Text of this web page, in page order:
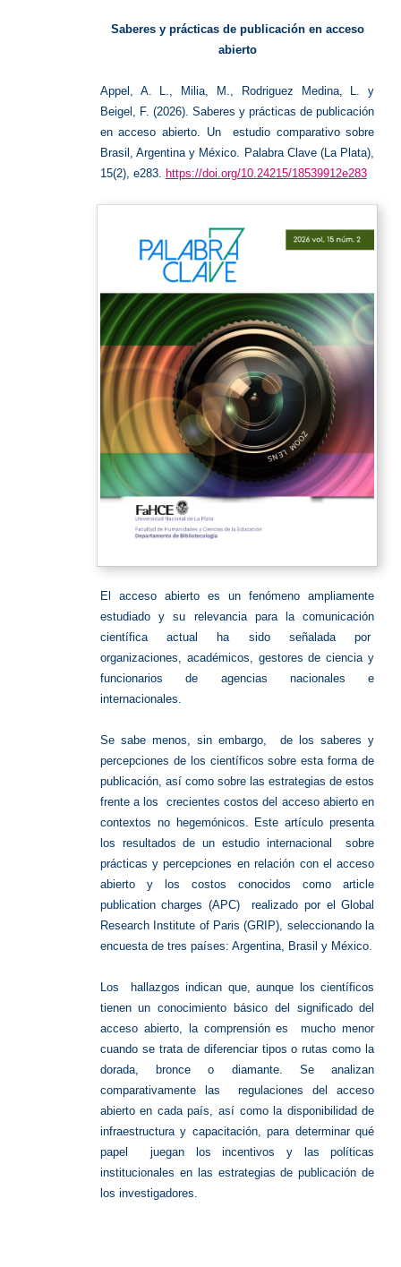
Saberes y prácticas de publicación en acceso
abierto
Appel, A. L., Milia, M., Rodriguez Medina, L. y
Beigel, F. (2026). Saberes y prácticas de publicación
en acceso abierto. Un estudio comparativo sobre
Brasil, Argentina y México. Palabra Clave (La Plata),
15(2), e283. https://doi.org/10.24215/18539912e283
El acceso abierto es un fenómeno ampliamente
estudiado y su relevancia para la comunicación
científica actual ha sido señalada por
organizaciones, académicos, gestores de ciencia y
funcionarios de agencias nacionales e
internacionales.
Se sabe menos, sin embargo, de los saberes y
percepciones de los científicos sobre esta forma de
publicación, así como sobre las estrategias de estos
frente a los crecientes costos del acceso abierto en
contextos no hegemónicos. Este artículo presenta
los resultados de un estudio internacional sobre
prácticas y percepciones en relación con el acceso
abierto y los costos conocidos como article
publication charges (APC) realizado por el Global
Research Institute of Paris (GRIP), seleccionando la
encuesta de tres países: Argentina, Brasil y México.
Los hallazgos indican que, aunque los científicos
tienen un conocimiento básico del significado del
acceso abierto, la comprensión es mucho menor
cuando se trata de diferenciar tipos o rutas como la
dorada, bronce o diamante. Se analizan
comparativamente las regulaciones del acceso
abierto en cada país, así como la disponibilidad de
infraestructura y capacitación, para determinar qué
papel juegan los incentivos y las políticas
institucionales en las estrategias de publicación de
los investigadores.